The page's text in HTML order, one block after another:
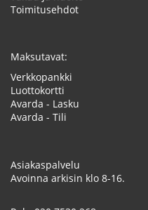
Toimitusehdot
Maksutavat:
Verkkopankki
Luottokortti
Avarda - Lasku
Avarda - Tili
Asiakaspalvelu
Avoinna arkisin klo 8-16.